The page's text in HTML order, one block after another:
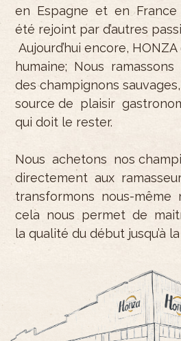
en Espagne et en France
été rejoint par d’autres
Aujourd’hui encore,
humaine; Nous ramassons
des champignons
source de plaisir
qui doit le rester.
Nous achetons nos
directement aux
transformons nous-même
cela nous permet de
la qualité du début jusqu’à la